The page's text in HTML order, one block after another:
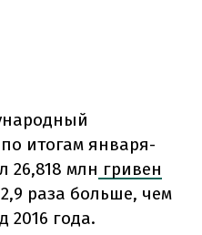
итогам января-
26,818 млн гривен
раза больше, чем
2016 года.